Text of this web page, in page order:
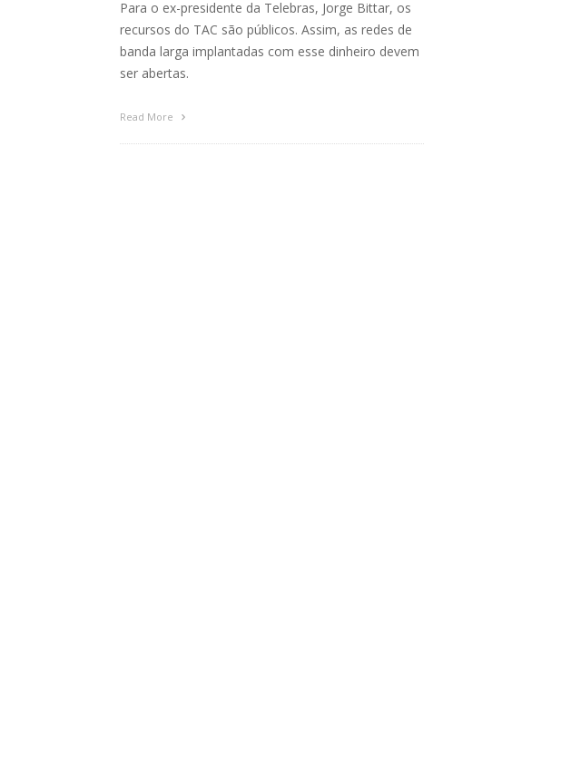
Para o ex-presidente da Telebras, Jorge Bittar, os
recursos do TAC são públicos. Assim, as redes de
banda larga implantadas com esse dinheiro devem
ser abertas.
Read More